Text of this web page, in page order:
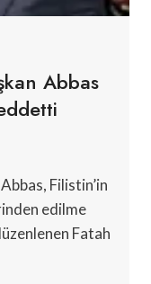
Abbas
Filistin’in
edilme
Fatah